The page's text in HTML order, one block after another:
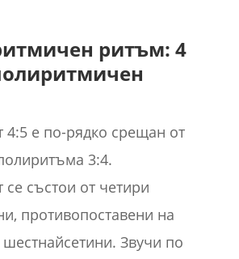
ритъм: 4
е по-рядко срещан от
3:4.
състои от четири
противопоставени на
Звучи по